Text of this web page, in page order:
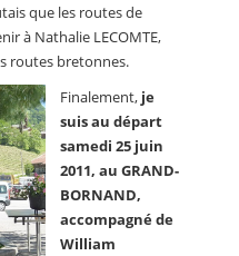
que les routes de
à Nathalie LECOMTE,
routes bretonnes.
Finalement, je
suis au départ
samedi 25 juin
2011, au GRAND-
BORNAND,
accompagné de
William